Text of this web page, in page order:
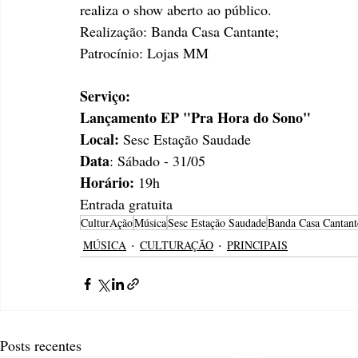
realiza o show aberto ao público.
Realização: Banda Casa Cantante;
Patrocínio: Lojas MM
Serviço:
Lançamento EP "Pra Hora do Sono"
Local: Sesc Estação Saudade
Data: Sábado - 31/05
Horário: 19h
Entrada gratuita
CulturAçãoMúsicaSesc Estação SaudadeBanda Casa
MÚSICA
CULTURAÇÃO PRINCIPAIS
Posts recentes